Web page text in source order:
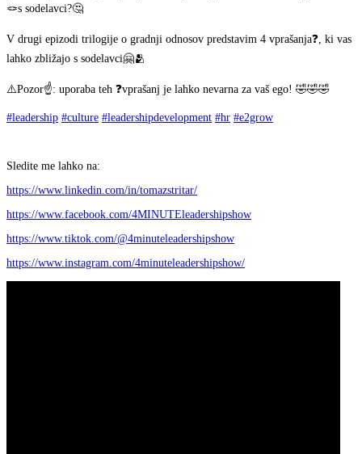
🪢s sodelavci?🤔
V drugi epizodi trilogije o gradnji odnosov predstavim 4 vprašanja❓, ki vas
lahko zbližajo s sodelavci🤗🫂
⚠️Pozor☝️: uporaba teh ❓vprašanj je lahko nevarna za vaš ego! 🤣🤣🤣
#leadership #culture #leadershipdevelopment #hr #e2grow
Sledite me lahko na:
https://www.linkedin.com/in/tomazstritar/
https://www.facebook.com/4MINUTEleadershipshow
https://www.tiktok.com/@4minuteleadershipshow
https://www.instagram.com/4minuteleadershipshow/